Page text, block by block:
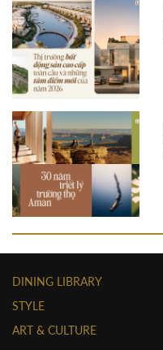
DINING LIBRARY
STYLE
ART & CULTURE